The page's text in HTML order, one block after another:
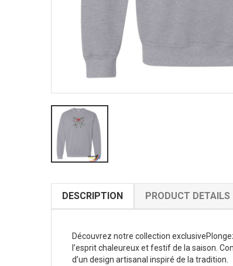
DESCRIPTION PRODUCT DETAILS
Découvrez notre collection
l’esprit chaleureux et festif de la saison.
d’un design artisanal inspiré de la tradition.